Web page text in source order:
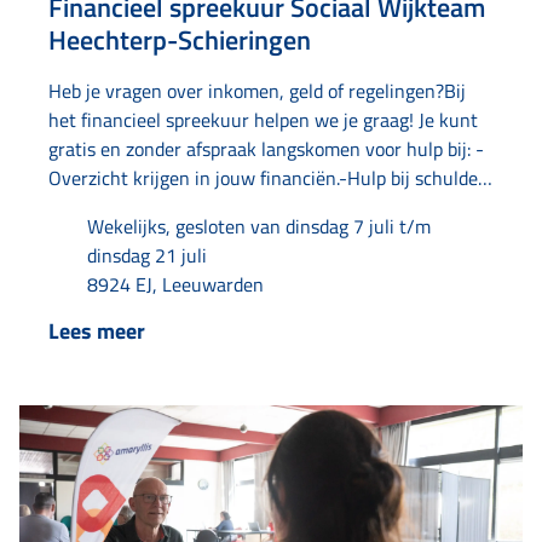
Heechterp-Schieringen
Heb je vragen over inkomen, geld of regelingen?Bij
het financieel spreekuur helpen we je graag! Je kunt
gratis en zonder afspraak langskomen voor hulp bij: -
Overzicht krijgen in jouw financiën.-Hulp bij schulden
post doornemen en ordenen.-Aanvragen van een
uitkering.-Aanvragen of aanpassen van toeslagen.-
Aanvragen van kwijtschelding.-Kijken of je recht hebt
op regelingen of voorzieningen. Dit spreekuur is een
Wekelijks, gesloten van dinsdag 7 juli t/m
dinsdag 21 juli
8924 EJ, Leeuwarden
Lees meer